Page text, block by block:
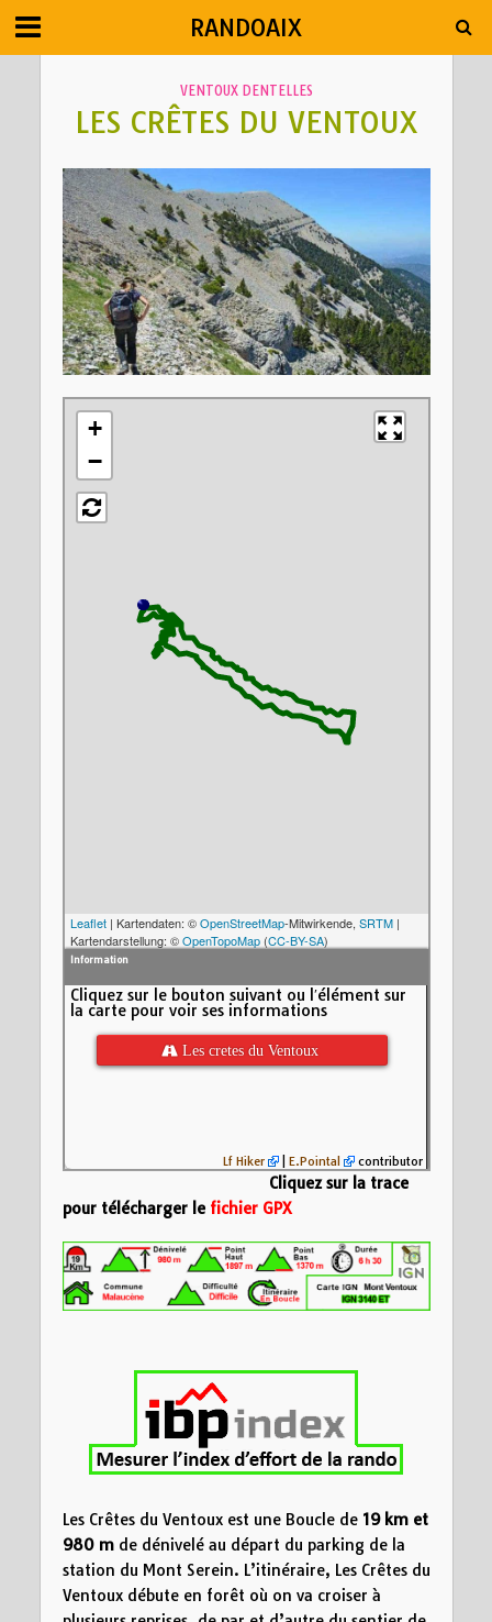
RANDOAIX
VENTOUX DENTELLES
LES CRÊTES DU VENTOUX
+
−
Leaflet| Kartendaten: ©OpenStreetMap-Mitwirkende, SRTM|
Kartendarstellung: ©OpenTopoMap(CC-BY-SA)
 Les cretes du Ventoux
1800
Distance (km)
Nom:Les cretes
Distance:
Altitude minimum:
Altitude maximum:
Information
Cliquez sur le bouton suivant ou l′élément sur
la carte pour voir ses informations
Lf Hiker | E.Pointal contributor
Cliquez sur la trace
pour télécharger le fichier GPX
Les Crêtes du Ventoux est une Boucle de 19 kmet
980 mde dénivelé au départ du parking de la
station du Mont Serein. L’itinéraire, Les Crêtes du
Ventoux débute en forêt où on va croiser à